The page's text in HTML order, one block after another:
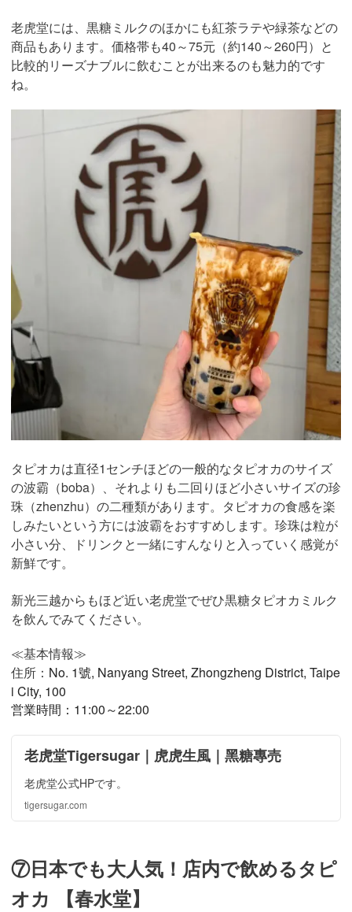
老虎堂には、黒糖ミルクのほかにも紅茶ラテや緑茶などの
商品もあります。価格帯も40～75元（約140～260円）と
比較的リーズナブルに飲むことが出来るのも魅力的です
ね。
タピオカは直径1センチほどの一般的なタピオカのサイズ
の波霸（boba）、それよりも二回りほど小さいサイズの珍
珠（zhenzhu）の二種類があります。タピオカの食感を楽
しみたいという方には波霸をおすすめします。珍珠は粒が
小さい分、ドリンクと一緒にすんなりと入っていく感覚が
新鮮です。
新光三越からもほど近い老虎堂でぜひ黒糖タピオカミルク
を飲んでみてください。
≪基本情報≫
住所： No. 1號, Nanyang Street, Zhongzheng District, Taipe
i City, 100
営業時間：11:00～22:00
老虎堂Tigersugar｜虎虎生風｜黑糖專売
老虎堂公式HPです。
tigersugar.com
⑦日本でも大人気！店内で飲めるタピ
オカ 【春水堂】